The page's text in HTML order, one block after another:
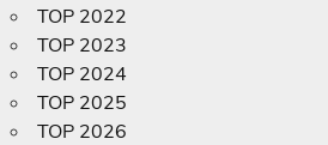
TOP 2022
TOP 2023
TOP 2024
TOP 2025
TOP 2026